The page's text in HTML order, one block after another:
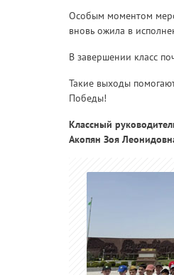
Особым моментом
вновь ожила в
В завершении класс
Такие выходы
Победы!
Классный
Акопян Зоя